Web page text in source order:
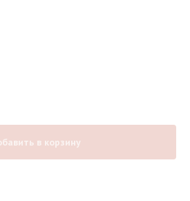
в корзину